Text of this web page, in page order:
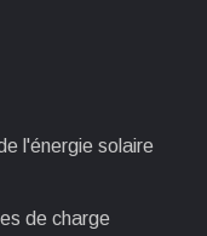
l'énergie solaire
de charge